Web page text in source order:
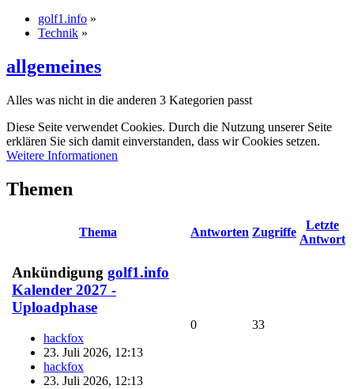
golf1.info »
Technik »
allgemeines
Alles was nicht in die anderen 3 Kategorien passt
Diese Seite verwendet Cookies. Durch die Nutzung unserer Seite
erklären Sie sich damit einverstanden, dass wir Cookies setzen.
Weitere Informationen
Themen
Thema Antworten Zugriffe
Letzte
Antwort
Ankündigung golf1.info
Kalender 2027 -
Uploadphase
hackfox
23. Juli 2026, 12:13
hackfox
23. Juli 2026, 12:13
0 33